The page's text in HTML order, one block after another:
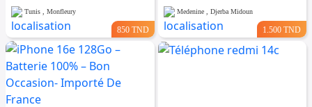
Tunis , Monfleury
850 TND
Medenine , Djerba Midoun
1.500 TND